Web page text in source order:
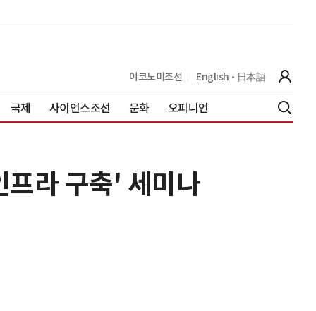
이코노미조선 English 日本語
국제 사이언스조선 문화 오피니언
라 구축' 세미나